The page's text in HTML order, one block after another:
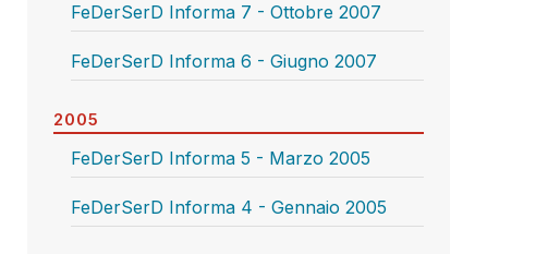
FeDerSerD Informa 7 - Ottobre 2007
FeDerSerD Informa 6 - Giugno 2007
2005
FeDerSerD Informa 5 - Marzo 2005
FeDerSerD Informa 4 - Gennaio 2005